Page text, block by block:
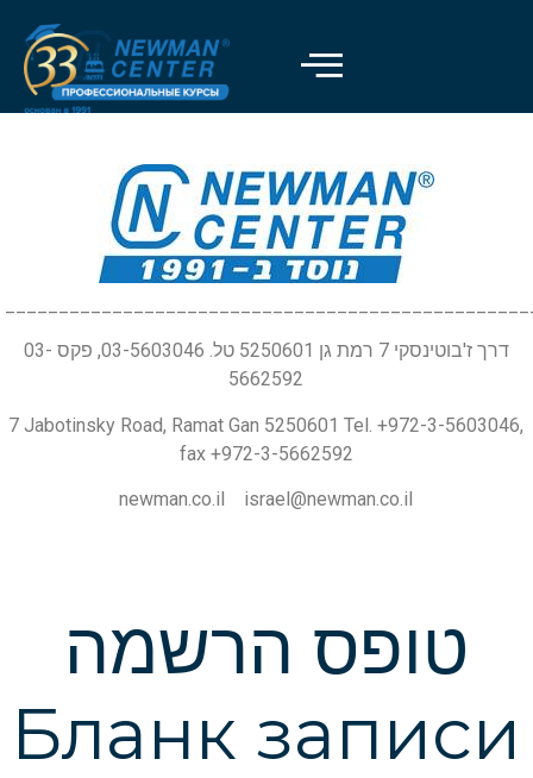
דרך ז'בוטינסקי 7 רמת גן 5250601 טל. 03-5603046, פקס 03-
5662592
7 Jabotinsky Road, Ramat Gan 5250601 Tel. +972-3-5603046,
fax +972-3-5662592
newman.co.il israel@newman.co.il
טופס הרשמה
Бланк записи